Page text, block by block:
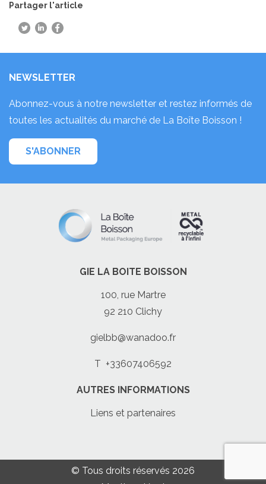
Partager l'article
NEWSLETTER
Abonnez-vous à notre newsletter et restez informés de
toutes les actualités du marché de La Boîte Boisson !
S'ABONNER
GIE LA BOITE BOISSON
100, rue Martre
92 210 Clichy
gielbb@wanadoo.fr
T +33607406592
AUTRES INFORMATIONS
Liens et partenaires
© Tous droits réservés 2026